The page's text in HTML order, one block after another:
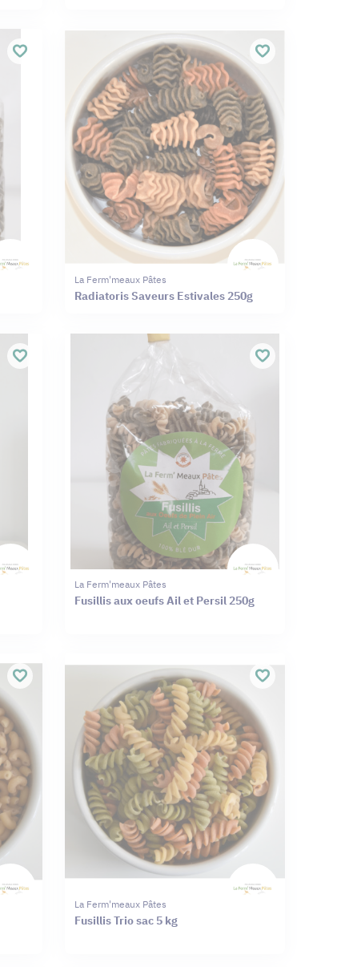
La Ferm'meaux Pâtes
Radiatoris Saveurs Estivales 250g
La Ferm'meaux Pâtes
Fusillis aux oeufs Ail et Persil 250g
La Ferm'meaux Pâtes
Fusillis Trio sac 5 kg